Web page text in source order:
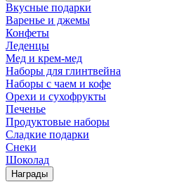
Вкусные подарки
Варенье и джемы
Конфеты
Леденцы
Мед и крем-мед
Наборы для глинтвейна
Наборы с чаем и кофе
Орехи и сухофрукты
Печенье
Продуктовые наборы
Сладкие подарки
Снеки
Шоколад
Награды